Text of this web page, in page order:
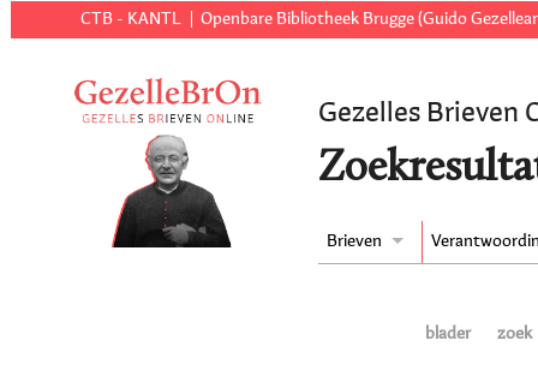
CTB - KANTL Openbare Bibliotheek Brugge (Guido
Gezelles Brieven
Brieven
blader zoek